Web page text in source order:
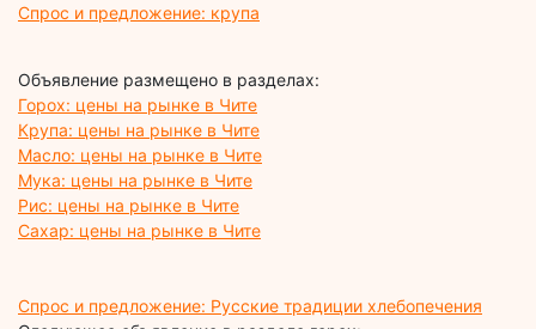
Спрос и предложение: крупа
Объявление размещено в разделах:
Горох: цены на рынке в Чите
Крупа: цены на рынке в Чите
Масло: цены на рынке в Чите
Мука: цены на рынке в Чите
Рис: цены на рынке в Чите
Сахар: цены на рынке в Чите
Спрос и предложение: Русские традиции хлебопечения